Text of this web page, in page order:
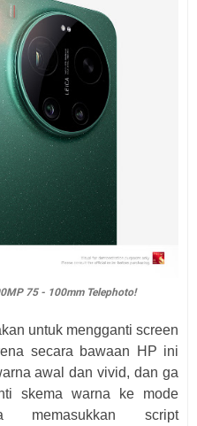
75 - 100mm Telephoto!
untuk mengganti screen
secara bawaan HP ini
awal dan vivid, dan ga
skema warna ke mode
memasukkan script